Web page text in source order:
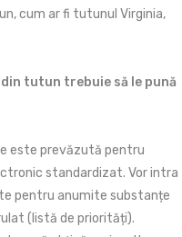
cum ar fi tutunul Virginia,
tutun trebuie să le pună
este prevăzută pentru
standardizat. Vor intra
pentru anumite substanțe
(listă de priorități).